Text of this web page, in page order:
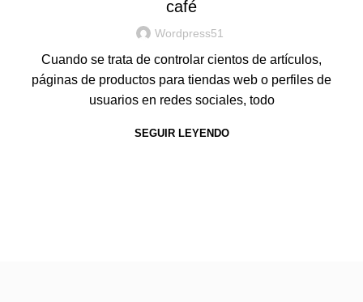
café
Wordpress51
Cuando se trata de controlar cientos de artículos,
páginas de productos para tiendas web o perfiles de
usuarios en redes sociales, todo
SEGUIR LEYENDO